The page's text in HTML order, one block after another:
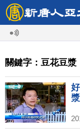
關鍵字：豆花豆漿